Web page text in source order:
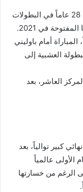
ويعد هذا هو اللقب الثاني للاعبة البالغ عمرها 28 عاماً في البطولات
في 2021.
المصنفة الـ32 عالمياً، المباراة أمام باوليني
لقب البطولة العشبية إلى
العاشر، بعد
“28 عاماً” ثاني نهائي كبير توالياً، بعد
عالمياً
“2 – 6 و1 – 6″، وعلى الرغم من خسارتها